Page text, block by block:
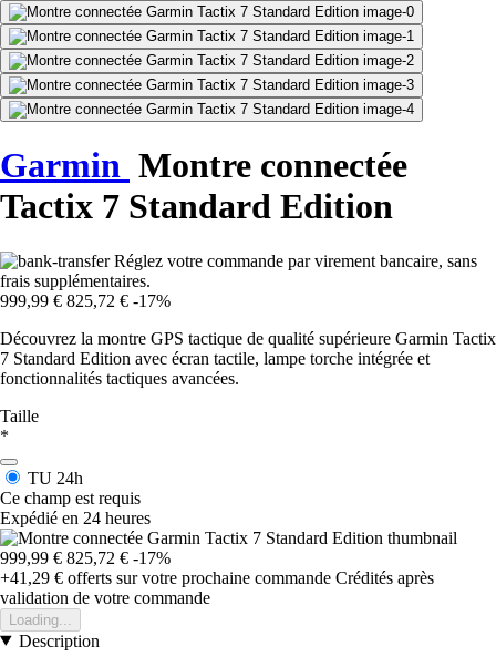
Garmin Montre connectée
Tactix 7 Standard Edition
Réglez votre commande par virement bancaire, sans
frais supplémentaires.
999,99 € 825,72 € -17%
Découvrez la montre GPS tactique de qualité supérieure Garmin Tactix
7 Standard Edition avec écran tactile, lampe torche intégrée et
fonctionnalités tactiques avancées.
Taille
*
TU 24h
Ce champ est requis
Expédié en 24 heures
999,99 € 825,72 € -17%
+41,29 € offerts sur votre prochaine commande Crédités après
validation de votre commande
Loading...
Description